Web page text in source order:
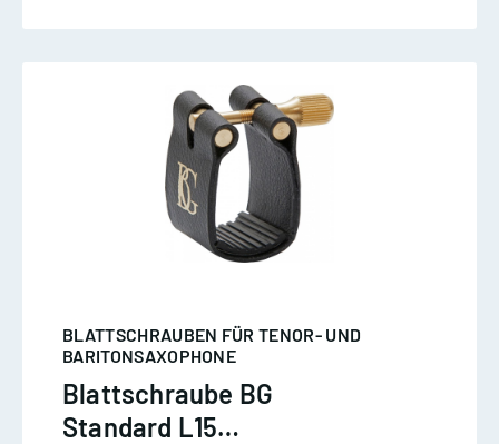
BLATTSCHRAUBEN FÜR TENOR- UND
BARITONSAXOPHONE
Blattschraube BG
Standard L15